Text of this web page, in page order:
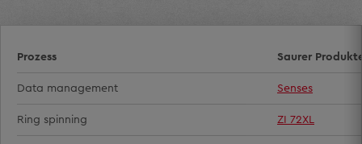
Prozess Saurer
Data management Senses
Ring spinning ZI 72XL